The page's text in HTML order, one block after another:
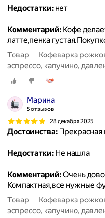
Недостатки: нет
Комментарий: Кофе
латте,пенка
Товар — Кофеварка
эспрессо, капучино,
Марина
5 отзывов
28 декабря 2025
Достоинства: Прекрасная
Недостатки: Не нашла
Комментарий:Очень
Компактная,все нужные
Товар — Кофеварка
эспрессо, капучино,